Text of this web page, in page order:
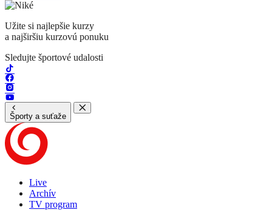
Užite si najlepšie kurzy
a najširšiu kurzovú ponuku
Sledujte športové udalosti
Športy a suťaže
Live
Archív
TV program